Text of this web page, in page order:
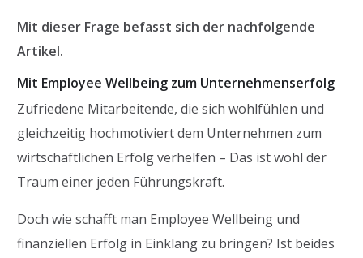
Mit dieser Frage befasst sich der nachfolgende
Artikel.
Mit Employee Wellbeing zum Unternehmenserfolg
Zufriedene Mitarbeitende, die sich wohlfühlen und
gleichzeitig hochmotiviert dem Unternehmen zum
wirtschaftlichen Erfolg verhelfen – Das ist wohl der
Traum einer jeden Führungskraft.
Doch wie schafft man Employee Wellbeing und
finanziellen Erfolg in Einklang zu bringen? Ist beides